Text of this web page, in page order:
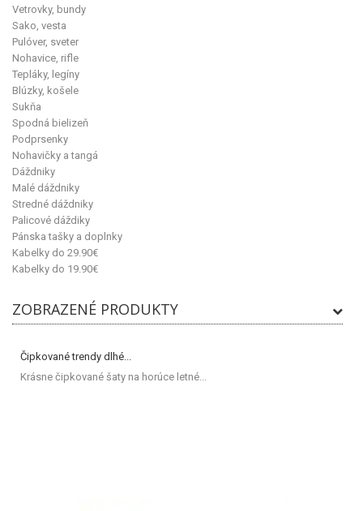
Vetrovky, bundy
Sako, vesta
Pulóver, sveter
Nohavice, rifle
Tepláky, legíny
Blúzky, košele
Sukňa
Spodná bielizeň
Podprsenky
Nohavičky a tangá
Dáždniky
Malé dáždniky
Stredné dáždniky
Palicové dáždiky
Pánska tašky a doplnky
Kabelky do 29.90€
Kabelky do 19.90€
ZOBRAZENÉ PRODUKTY
Čipkované trendy dlhé...
Krásne čipkované šaty na horúce letné...